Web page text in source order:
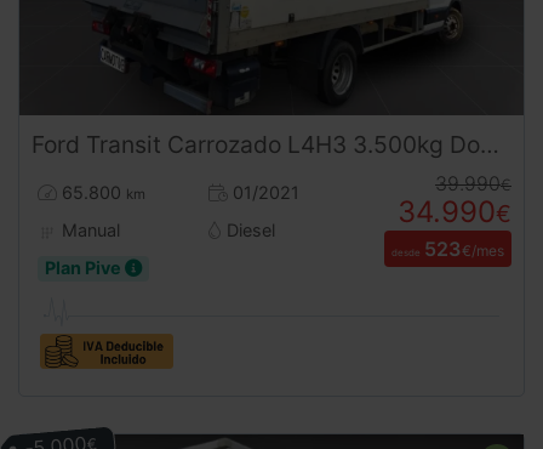
Ford Transit Carrozado L4H3 3.500kg Doble Rueda con Trampilla ¡Desde 533 €/mes!
65.800 km
01/2021
Manual
Diesel
Plan Pive
39.990€
34.990€
desde 523€/mes
€